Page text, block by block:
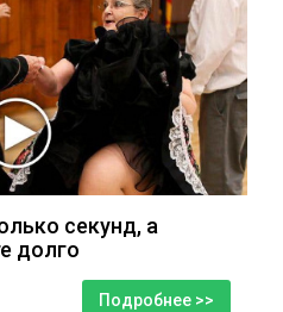
секунд, а
долго
Подробнее >>